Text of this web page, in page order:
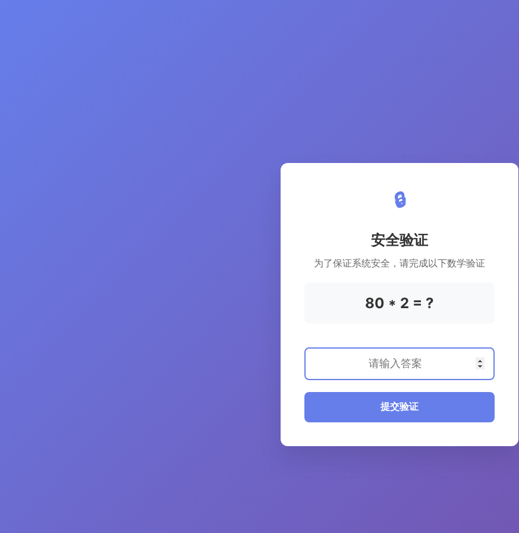
🔒
安全验证
为了保证系统安全，请完成以下数学验证
80 * 2 = ?
提交验证